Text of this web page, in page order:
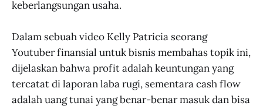
keberlangsungan usaha.
Dalam sebuah video Kelly Patricia seorang
Youtuber finansial untuk bisnis membahas topik ini,
dijelaskan bahwa profit adalah keuntungan yang
tercatat di laporan laba rugi, sementara cash flow
adalah uang tunai yang benar-benar masuk dan bisa